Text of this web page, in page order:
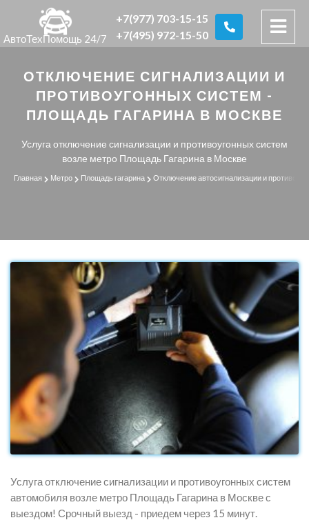
АвтоТехПомощь 24/7
+7(977) 703-15-15
+7(495) 972-15-50
ОТКЛЮЧЕНИЕ СИГНАЛИЗАЦИИ И
ПРОТИВОУГОННЫХ СИСТЕМ -
ПЛОЩАДЬ ГАГАРИНА В МОСКВЕ
Услуга отключение сигнализации и противоугонных систем
возле метро Площадь Гагарина в Москве
Главная Метро Площадь гагарина Отключение автосигнализации и
Услуга отключение сигнализации и противоугонных систем
автомобиля возле метро Площадь Гагарина в Москве с
выездом! Срочный выезд - приедем через 15 минут.